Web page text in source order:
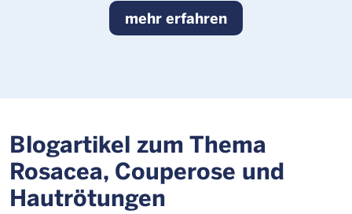
mehr erfahren
Blogartikel zum Thema
Rosacea, Couperose und
Hautrötungen